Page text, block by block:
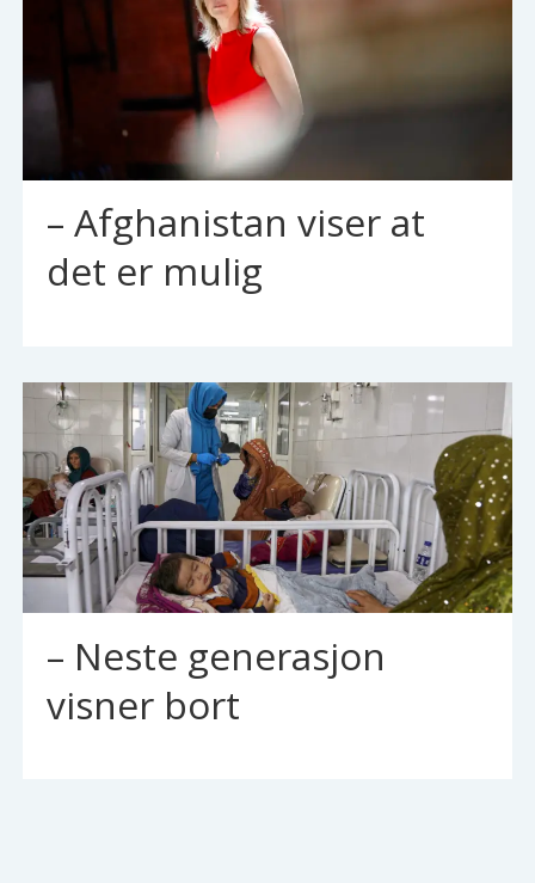
– Afghanistan viser at
det er mulig
– Neste generasjon
visner bort